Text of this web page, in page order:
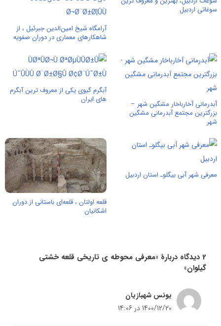
سوغاتی اردبیل
آرامگاه شیخ امین‌الدین جبرئیل ، از
شاهکارهای معماری در دوران صفویه
آبدرمانی آخارباخار مشگین شهر –
بزرگترین مجتمع آبدرمانی مشگین
شهر
آبگرم گیوی یکی از معروف ترین آبگرم
های ایران
معرفی شهر آبی بیگلوـ استان اردبیل
قلعه اولتان ، قلعه‌ای باستانی از دوران
اشکانیان
2 دیدگاه دربارهٔ «معرفی محوطه ی تاریخی قلعه خشتی
گیلوان»
یونس شهبازیان
1400/12/20 در 14:06